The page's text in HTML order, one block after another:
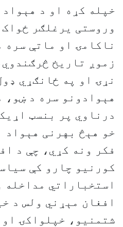
خپله کړه او د
وروستی یرغلګر
ناکامۍ او ماتې سره
زموږ تاریخ
نړۍ او په ځانګړي
هېوادونو سره د ښو،
درناوي پر بنسټ
خو هېڅ بهرنی هېواد
فکر ونه کړي، چې د
کورنیو چارو کې
استخباراتي مداخله
افغان مېړني ولس د
شتمنیو، خپلواکۍ